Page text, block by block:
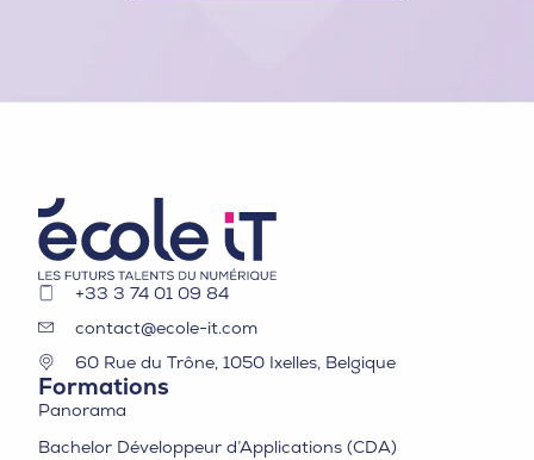
+33 3 74 01 09 84
contact@ecole-it.com
60 Rue du Trône, 1050 Ixelles, Belgique
Formations
Panorama
Bachelor Développeur d’Applications (CDA)